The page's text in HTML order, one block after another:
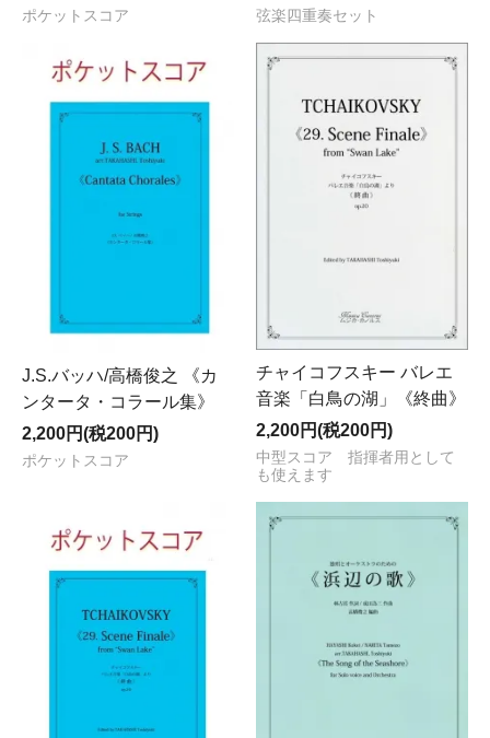
ポケットスコア 弦楽四重奏セット
J.S.バッハ/高橋俊之 《カ
ンタータ・コラール集》
2,200円(税200円)
ポケットスコア
チャイコフスキー バレエ
音楽「白鳥の湖」《終曲》
2,200円(税200円)
中型スコア 指揮者用として
も使えます